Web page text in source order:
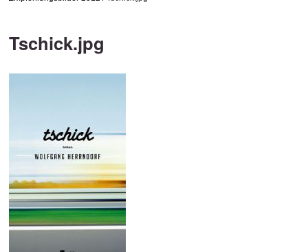
Tschick.jpg